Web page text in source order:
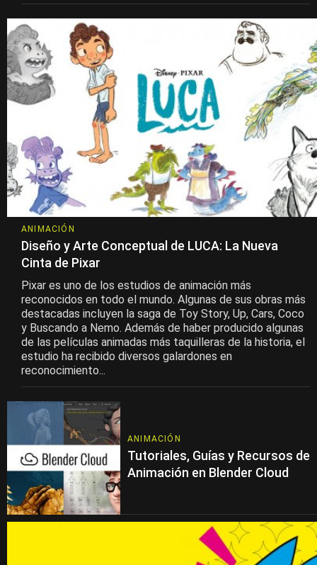
ANIMACIÓN
Diseño y Arte Conceptual de LUCA: La Nueva
Cinta de Pixar
Pixar es uno de los estudios de animación más
reconocidos en todo el mundo. Algunas de sus obras más
destacadas incluyen la saga de Toy Story, Up, Cars, Coco
y Buscando a Nemo. Además de haber producido algunas
de las películas animadas más taquilleras de la historia, el
estudio ha recibido diversos galardones en
reconocimiento...
ANIMACIÓN
Tutoriales, Guías y Recursos de
Animación en Blender Cloud